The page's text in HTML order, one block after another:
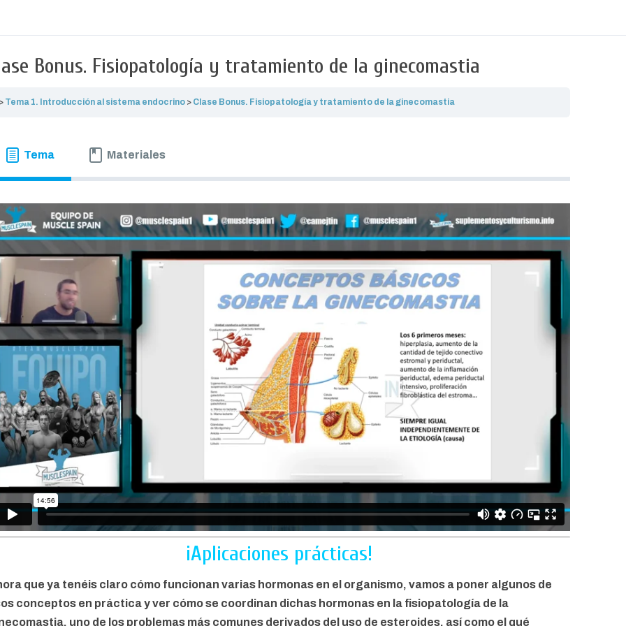
Bonus. Fisiopatología y tratamiento de la ginecomastia
Tema 1. Introducción al sistema endocrino Clase Bonus. Fisiopatología y tratamiento de la ginecomastia
Tema Materiales
¡Aplicaciones prácticas!
que ya tenéis claro cómo funcionan varias hormonas en el organismo, vamos a poner algunos de
conceptos en práctica y ver cómo se coordinan dichas hormonas en la fisiopatología de la
uno de los problemas más comunes derivados del uso de esteroides, así como el qué